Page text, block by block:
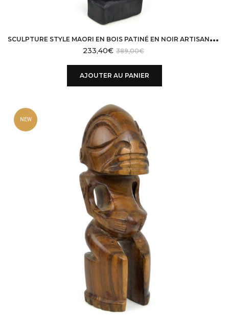
S
CULPTURE STYLE MAORI EN BOIS PATINÉ EN NOIR ARTISANAT OCÉANIEN
389,00€
233,40€
AJOUTER AU PANIER
NEW